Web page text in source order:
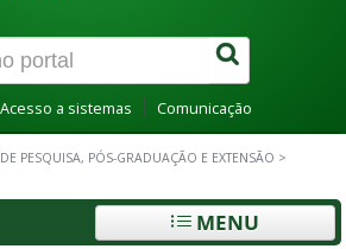
Acesso a sistemas Comunicação
PESQUISA, PÓS-GRADUAÇÃO E EXTENSÃO >
MENU